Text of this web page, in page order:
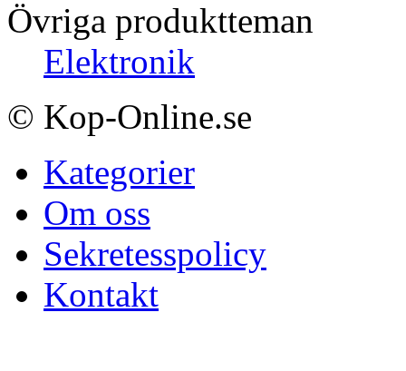
Övriga produktteman
Elektronik
© Kop-Online.se
Kategorier
Om oss
Sekretesspolicy
Kontakt